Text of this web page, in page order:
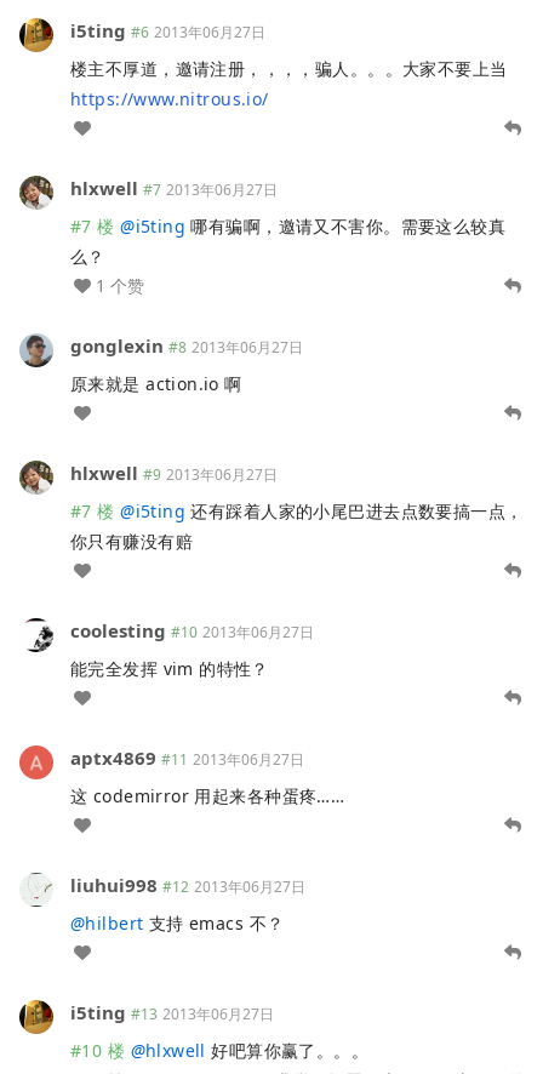
i5ting #6 2013年06月27日
楼主不厚道，邀请注册，，，，骗人。。。大家不要上当
https://www.nitrous.io/
hlxwell #7 2013年06月27日
#7 楼 @i5ting 哪有骗啊，邀请又不害你。需要这么较真
么？
1 个赞
gonglexin #8 2013年06月27日
原来就是 action.io 啊
hlxwell #9 2013年06月27日
#7 楼 @i5ting 还有踩着人家的小尾巴进去点数要搞一点，
你只有赚没有赔
coolesting #10 2013年06月27日
能完全发挥 vim 的特性？
aptx4869 #11 2013年06月27日
这 codemirror 用起来各种蛋疼……
liuhui998 #12 2013年06月27日
@hilbert 支持 emacs 不？
i5ting #13 2013年06月27日
#10 楼 @hlxwell 好吧算你赢了。。。